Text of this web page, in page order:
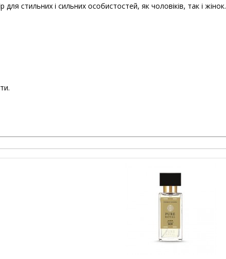
стильних і сильних особистостей, як чоловіків, так і жінок.